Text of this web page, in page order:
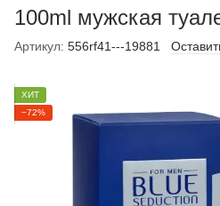
100ml мужская
Артикул: 556rf41---19881
ХИТ
−72%